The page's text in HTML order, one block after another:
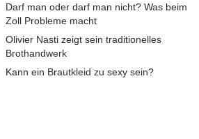
Darf man oder darf man nicht? Was beim
Zoll Probleme macht
Olivier Nasti zeigt sein traditionelles
Brothandwerk
Kann ein Brautkleid zu sexy sein?